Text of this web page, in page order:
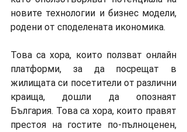
новите технологии и бизнес модели,
родени от споделената икономика.
Това са хора, които ползват онлайн
платформи, за да посрещат в
жилищата си посетители от различни
краища, дошли да опознаят
България. Това са хора, които правят
престоя на гостите по-пълноценен,